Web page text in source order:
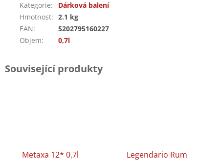
Kategorie:
Dárková balení
Hmotnost: 2.1 kg
EAN:
5202795160227
Objem: 0,7l
Související produkty
Metaxa 12* 0,7l
Legendario Rum